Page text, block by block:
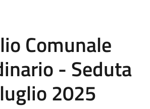
Comunale
- Seduta
2025